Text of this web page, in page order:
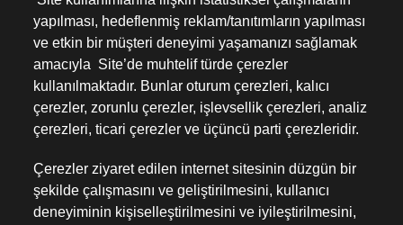
yapılması, hedeflenmiş reklam/tanıtımların yapılması
ve etkin bir müşteri deneyimi yaşamanızı sağlamak
amacıyla Site’de muhtelif türde çerezler
kullanılmaktadır. Bunlar oturum çerezleri, kalıcı
çerezler, zorunlu çerezler, işlevsellik çerezleri, analiz
çerezleri, ticari çerezler ve üçüncü parti çerezleridir.
Çerezler ziyaret edilen internet sitesinin düzgün bir
şekilde çalışmasını ve geliştirilmesini, kullanıcı
deneyiminin kişiselleştirilmesini ve iyileştirilmesini,